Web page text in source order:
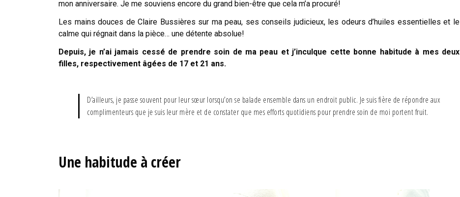
mon anniversaire. Je me souviens encore du grand bien-être que cela m’a procuré!
Les mains douces de Claire Bussières sur ma peau, ses conseils judicieux, les odeurs d’huiles essentielles et le
calme qui régnait dans la pièce… une détente absolue!
Depuis, je n’ai jamais cessé de prendre soin de ma peau et j’inculque cette bonne habitude à mes deux
filles, respectivement âgées de 17 et 21 ans.
D’ailleurs, je passe souvent pour leur sœur lorsqu’on se balade ensemble dans un endroit public. Je suis fière de répondre aux
complimenteurs que je suis leur mère et de constater que mes efforts quotidiens pour prendre soin de moi portent fruit.
Une habitude à créer